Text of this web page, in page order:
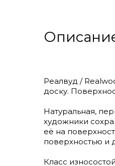
Реалвуд /
доску.
Натуральная,
художники
её на
поверхностью и
Класс